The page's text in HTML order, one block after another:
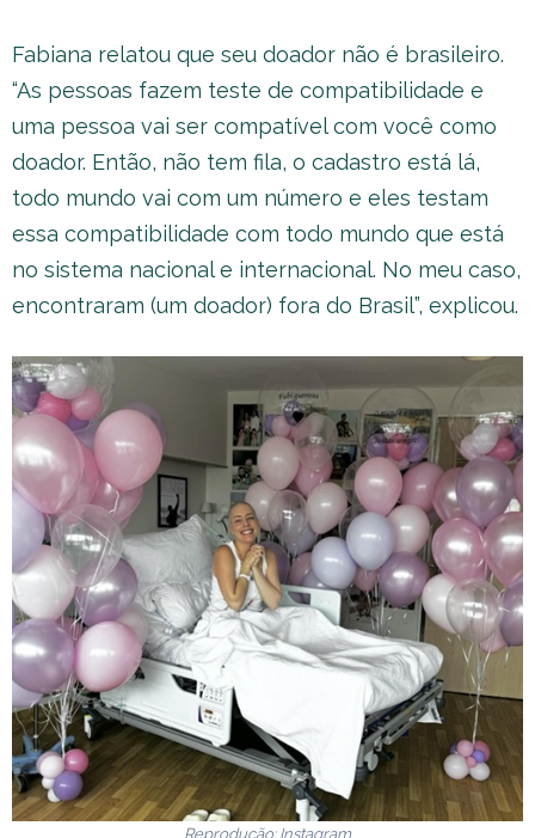
Fabiana relatou que seu doador não é brasileiro.
“As pessoas fazem teste de compatibilidade e
uma pessoa vai ser compatível com você como
doador. Então, não tem fila, o cadastro está lá,
todo mundo vai com um número e eles testam
essa compatibilidade com todo mundo que está
no sistema nacional e internacional. No meu caso,
encontraram (um doador) fora do Brasil”, explicou.
Reprodução: Instagram